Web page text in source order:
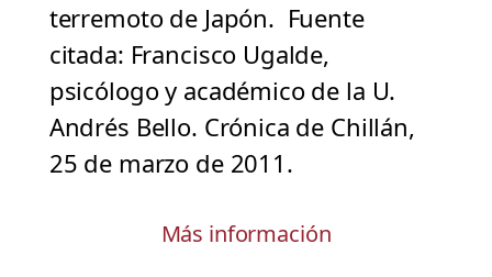
terremoto de Japón. Fuente
citada: Francisco Ugalde,
psicólogo y académico de la U.
Andrés Bello. Crónica de Chillán,
25 de marzo de 2011.
Más información